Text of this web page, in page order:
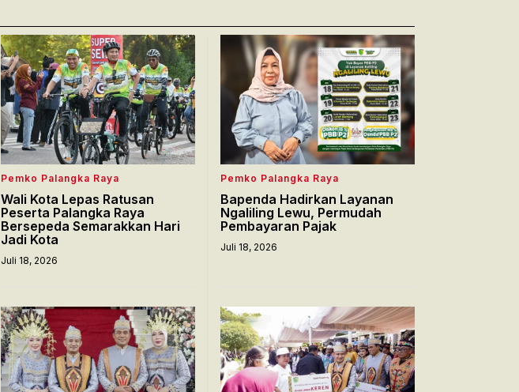
Pemko Palangka Raya
Wali Kota Lepas Ratusan
Peserta Palangka Raya
Bersepeda Semarakkan Hari
Jadi Kota
Juli 18, 2026
Pemko Palangka Raya
Bapenda Hadirkan Layanan
Ngaliling Lewu, Permudah
Pembayaran Pajak
Juli 18, 2026